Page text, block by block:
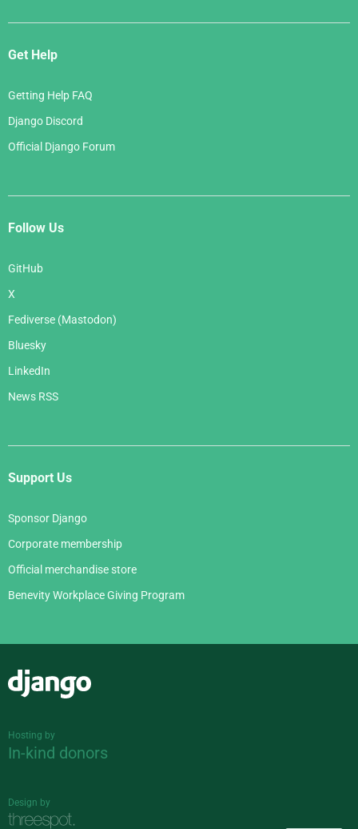
Get Help
Getting Help FAQ
Django Discord
Official Django Forum
Follow Us
GitHub
X
Fediverse (Mastodon)
Bluesky
LinkedIn
News RSS
Support Us
Sponsor Django
Corporate membership
Official merchandise store
Benevity Workplace Giving Program
Hosting by
In-kind donors
Design by